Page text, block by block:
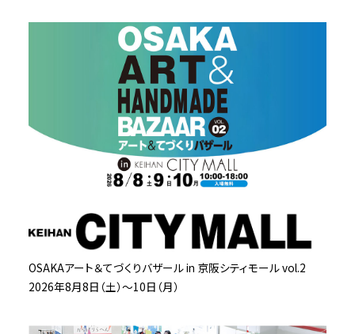
OSAKAアート＆てづくりバザール in 京阪シティモール vol.2
2026年8月8日（土）～10日（月）